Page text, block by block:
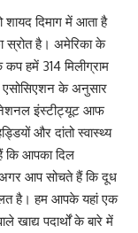
दिमाग में आता है
स्रोत है। अमेरिका के
हमें 314 मिलीग्राम
के अनुसार
इंस्टीट्यूट आफ
और दांतो स्वास्थ्य
कि आपका दिल
आप सोचते हैं कि दूध
है। हम आपके यहां एक
पदार्थों के बारे में